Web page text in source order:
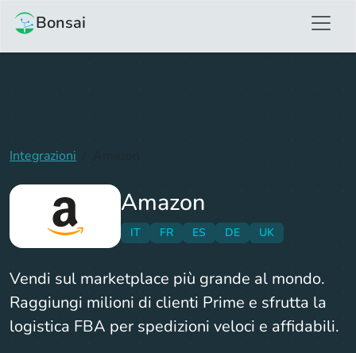
Bonsai
Integrazioni
Amazon
IT FR ES DE UK
Vendi sul marketplace più grande al mondo.
Raggiungi milioni di clienti Prime e sfrutta la
logistica FBA per spedizioni veloci e affidabili.